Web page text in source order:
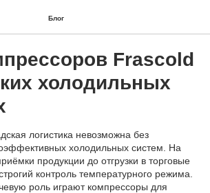
Блог
Frascold
холодильных
логистика невозможна без
холодильных систем. На
продукции до отгрузки в торговые
контроль температурного режима.
роль играют компрессоры для